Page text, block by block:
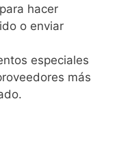
hacer
o enviar
especiales
más